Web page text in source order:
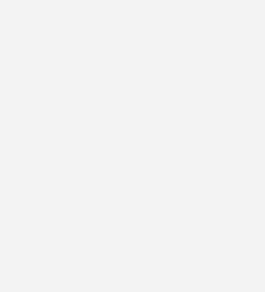
Grundzüge der Begutachtung
Elke